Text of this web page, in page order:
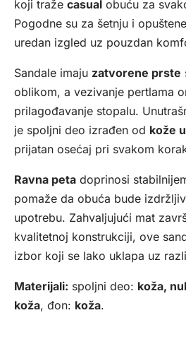
koji traže casual obuću za
Pogodne su za šetnju i
uredan izgled uz pouzdan
Sandale imaju zatvorene prste
oblikom, a vezivanje pertlama
prilagođavanje stopalu.
je spoljni deo izrađen od kože
prijatan osećaj pri svakom
Ravna peta doprinosi
pomaže da obuća bude
upotrebu. Zahvaljujući mat
kvalitetnoj konstrukciji, ove
izbor koji se lako uklapa uz
Materijali: spoljni deo: koža,
koža, đon: koža.